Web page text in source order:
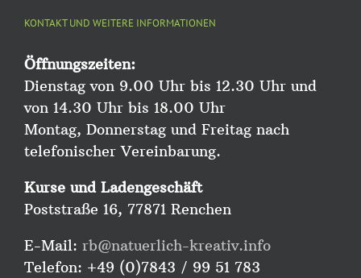
KONTAKT UND WEITERE INFORMATIONEN
Öffnungszeiten:
Dienstag von 9.00 Uhr bis 12.30 Uhr und
von 14.30 Uhr bis 18.00 Uhr
Montag, Donnerstag und Freitag nach
telefonischer Vereinbarung.
Kurse und Ladengeschäft
Poststraße 16, 77871 Renchen
E-Mail: rb@natuerlich-kreativ.info
Telefon: +49 (0)7843 / 99 51 783